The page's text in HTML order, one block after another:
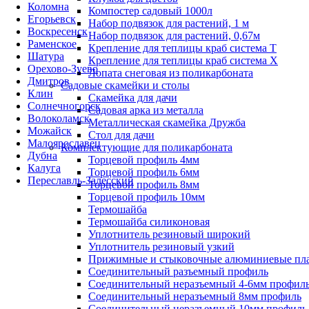
Коломна
Егорьевск
Воскресенск
Раменское
Шатура
Орехово-Зуево
Дмитров
Клин
Солнечногорск
Волоколамск
Можайск
Малоярославец
Дубна
Калуга
Переславль-Залесский
Компостер садовый 1000л
Набор подвязок для растений, 1 м
Набор подвязок для растений, 0,67м
Крепление для теплицы краб система Т
Крепление для теплицы краб система Х
Лопата снеговая из поликарбоната
Садовые скамейки и столы
Скамейка для дачи
Садовая арка из металла
Металлическая скамейка Дружба
Стол для дачи
Комплектующие для поликарбоната
Торцевой профиль 4мм
Торцевой профиль 6мм
Торцевой профиль 8мм
Торцевой профиль 10мм
Термошайба
Термошайба силиконовая
Уплотнитель резиновый широкий
Уплотнитель резиновый узкий
Прижимные и стыковочные алюминиевые
Соединительный разъемный профиль
Соединительный неразъемный 4-6мм
Соединительный неразъемный 8мм профиль